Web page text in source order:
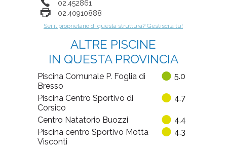
02.452861
02.40910888
Sei il proprietario di questa struttura? Gestiscila tu!
ALTRE PISCINE
IN QUESTA PROVINCIA
Piscina Comunale P. Foglia di
Bresso
5.0
Piscina Centro Sportivo di
Corsico
4.7
Centro Natatorio Buozzi
4.4
Piscina centro Sportivo Motta
Visconti
4.3